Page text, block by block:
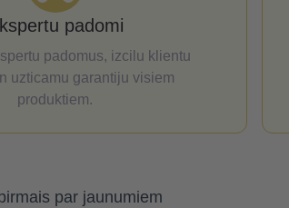
padomi
padomus, izcilu klientu
uzticamu garantiju visiem
produktiem.
par jaunumiem